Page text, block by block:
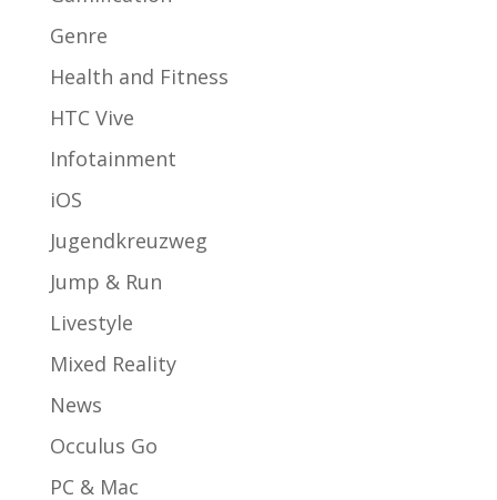
Genre
Health and Fitness
HTC Vive
Infotainment
iOS
Jugendkreuzweg
Jump & Run
Livestyle
Mixed Reality
News
Occulus Go
PC & Mac